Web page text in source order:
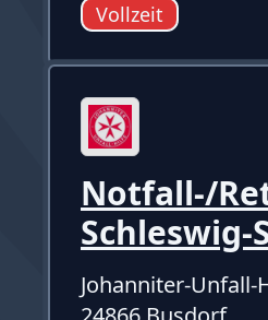
Vollzeit
Notfall-/
Schleswig-
Johanniter-Unfall-